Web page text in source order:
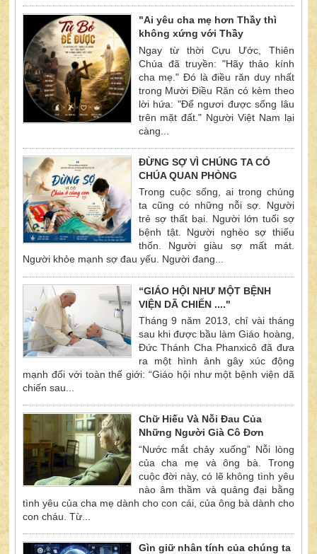
"Ai yêu cha mẹ hơn Thầy thì
không xứng với Thầy
Ngay từ thời Cựu Ước, Thiên
Chúa đã truyền: "Hãy thảo kính
cha mẹ." Đó là điều răn duy nhất
trong Mười Điều Răn có kèm theo
lời hứa: "Để ngươi được sống lâu
trên mặt đất." Người Việt Nam lại
càng...
ĐỪNG SỢ VÌ CHÚNG TA CÓ
CHÚA QUAN PHÒNG
Trong cuộc sống, ai trong chúng
ta cũng có những nỗi sợ. Người
trẻ sợ thất bại. Người lớn tuổi sợ
bệnh tật. Người nghèo sợ thiếu
thốn. Người giàu sợ mất mát.
Người khỏe mạnh sợ đau yếu. Người đang...
“GIÁO HỘI NHƯ MỘT BỆNH
VIỆN DÃ CHIẾN ...."
Tháng 9 năm 2013, chỉ vài tháng
sau khi được bầu làm Giáo hoàng,
Đức Thánh Cha Phanxicô đã đưa
ra một hình ảnh gây xúc động
mạnh đối với toàn thế giới: “Giáo hội như một bệnh viện dã
chiến sau...
Chữ Hiếu Và Nỗi Đau Của
Những Người Già Cô Đơn
“Nước mắt chảy xuống” Nỗi lòng
của cha mẹ và ông bà. Trong
cuộc đời này, có lẽ không tình yêu
nào âm thầm và quảng đại bằng
tình yêu của cha mẹ dành cho con cái, của ông bà dành cho
con cháu. Từ...
Gìn giữ nhân tính của chúng ta